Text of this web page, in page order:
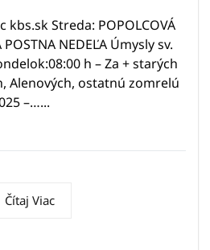
Streda: POPOLCOVÁ
POSTNA NEDEĽA Úmysly sv.
h – Za + starých
Alenových, ostatnú zomrelú
–…...
Čítaj Viac